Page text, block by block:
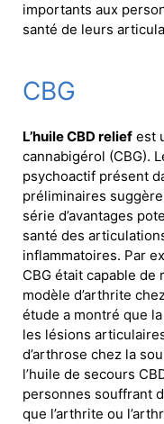
importants aux
santé de leurs
CBG
L’huile CBD relief est
cannabigérol (CBG).
psychoactif présent
préliminaires
série d’avantages
santé des
inflammatoires. Par
CBG était capable de
modèle d’arthrite
étude a montré que
les lésions
d’arthrose chez la
l’huile de secours
personnes souffrant
que l’arthrite ou